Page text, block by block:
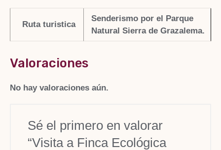
Ruta turistica
Senderismo por el Parque
Natural Sierra de Grazalema.
Valoraciones
No hay valoraciones aún.
Sé el primero en valorar
“Visita a Finca Ecológica